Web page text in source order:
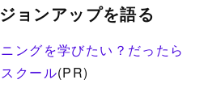
ョンアップを語る
ングを学びたい？だったら
クール(PR)